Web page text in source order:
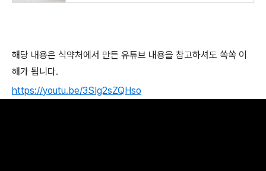
해당 내용은 식약처에서 만든 유튜브 내용을 참고하셔도 쏙쏙 이
해가 됩니다.
https://youtu.be/3SIg2sZQHso